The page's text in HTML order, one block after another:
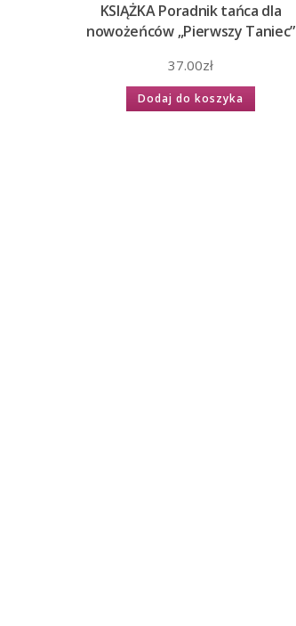
KSIĄŻKA Poradnik tańca dla
nowożeńców „Pierwszy Taniec”
37.00zł
Dodaj do koszyka